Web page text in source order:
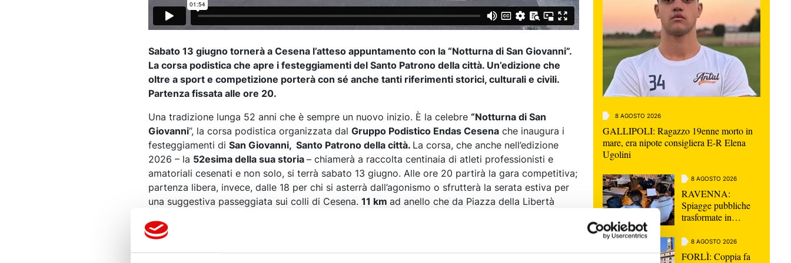
Sabato 13 giugno tornerà a Cesena l’atteso appuntamento con la “Notturna di San Giovanni”.
La corsa podistica che apre i festeggiamenti del Santo Patrono della città. Un’edizione che
oltre a sport e competizione porterà con sé anche tanti riferimenti storici, culturali e civili.
Partenza fissata alle ore 20.
Una tradizione lunga 52 anni che è sempre un nuovo inizio. È la celebre “Notturna di San
Giovanni”, la corsa podistica organizzata dal Gruppo Podistico Endas Cesena che inaugura i
festeggiamenti di San Giovanni, Santo Patrono della città. La corsa, che anche nell’edizione
2026 – la 52esima della sua storia – chiamerà a raccolta centinaia di atleti professionisti e
amatoriali cesenati e non solo, si terrà sabato 13 giugno. Alle ore 20 partirà la gara competitiva;
partenza libera, invece, dalle 18 per chi si asterrà dall’agonismo o sfrutterà la serata estiva per
una suggestiva passeggiata sui colli di Cesena. 11 km ad anello che da Piazza della Libertà
Scenderanno dai Gessi, ponte Abadesse e rientreranno al traguardo in piazza della Libertà.
L’edizione di quest’anno della “Notturna di San Giovanni” porta con sé anche un risvolto storico
8 AGOSTO 2026
GALLIPOLI: Ragazzo 19enne morto in
mare, era nipote consigliera E-R Elena
Ugolini
8 AGOSTO 2026
RAVENNA:
Spiagge pubbliche
trasformate in
in modo illecito |
FOTO
8 AGOSTO 2026
FORLÌ: Coppia fa